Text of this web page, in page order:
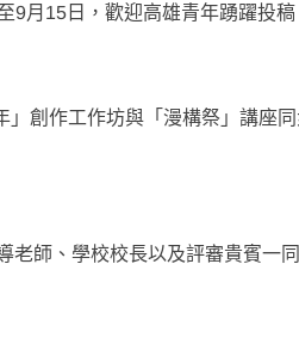
9月15日，歡迎高雄青年踴躍投
」創作工作坊與「漫構祭」講座
老師、學校校長以及評審貴賓一